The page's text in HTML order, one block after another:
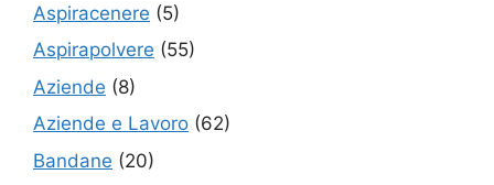
Aspiracenere (5)
Aspirapolvere (55)
Aziende (8)
Aziende e Lavoro (62)
Bandane (20)